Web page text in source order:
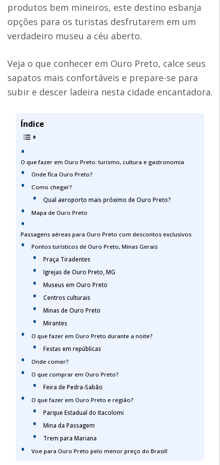
produtos bem mineiros, este destino esbanja
opções para os turistas desfrutarem em um
verdadeiro museu a céu aberto.
Veja o que conhecer em Ouro Preto, calce seus
sapatos mais confortáveis e prepare-se para
subir e descer ladeira nesta cidade encantadora.
Índice
O que fazer em Ouro Preto: turismo, cultura e gastronomia
Onde fica Ouro Preto?
Como chegar?
Qual aeroporto mais próximo de Ouro Preto?
Mapa de Ouro Preto
Passagens aéreas para Ouro Preto com descontos exclusivos
Pontos turísticos de Ouro Preto, Minas Gerais
Praça Tiradentes
Igrejas de Ouro Preto, MG
Museus em Ouro Preto
Centros culturais
Minas de Ouro Preto
Mirantes
O que fazer em Ouro Preto durante a noite?
Festas em repúblicas
Onde comer?
O que comprar em Ouro Preto?
Feira de Pedra-Sabão
O que fazer em Ouro Preto e região?
Parque Estadual do Itacolomi
Mina da Passagem
Trem para Mariana
Voe para Ouro Preto pelo menor preço do Brasil!